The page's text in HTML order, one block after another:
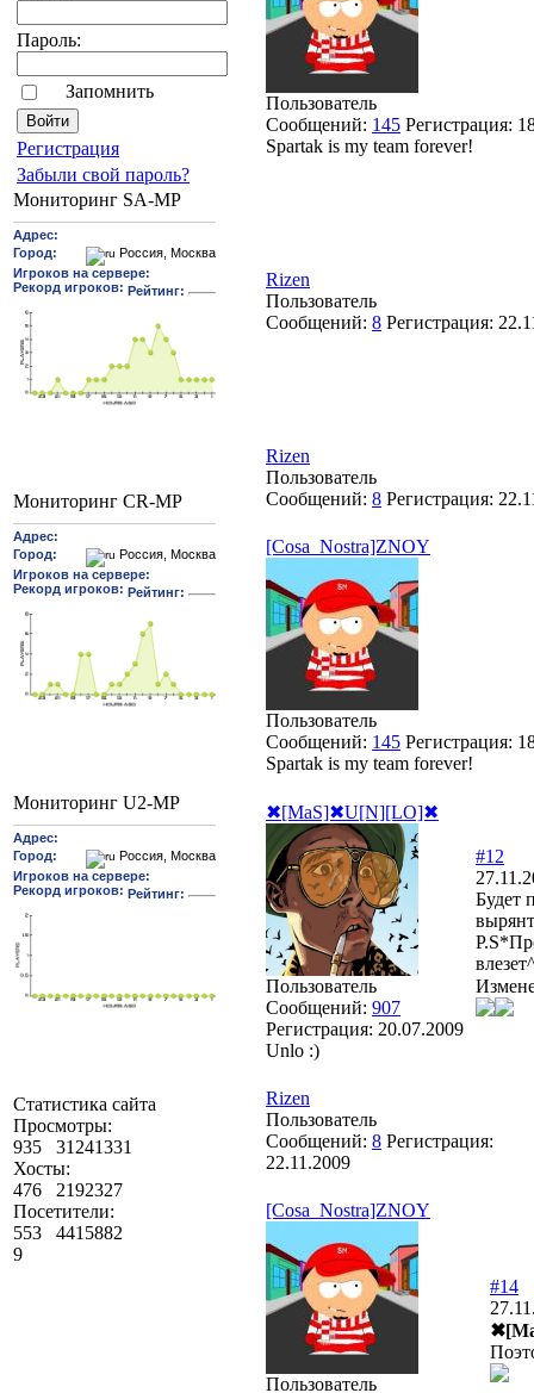
Пароль:
Запомнить
Pегиcтрaция
Забыли свой пароль?
Мониторинг SA-MP
Мониторинг CR-MP
Мониторинг U2-MP
Статистика сайта
Просмотры:
935
31241331
Хосты:
476
2192327
Посетители:
553
4415882
9
Пользователь
Сообщений: 145 Регистрация:
Spartak is my team forever!
Rizen
Пользователь
Сообщений: 8 Регистрация:
Rizen
Пользователь
Сообщений: 8 Регистрация:
[Cosa_Nostra]ZNOY
Пользователь
Сообщений: 145 Регистрация:
Spartak is my team forever!
✖[MaS]✖U[N][LO]✖
Пользователь
Сообщений: 907
Регистрация: 20.07.2009
Unlo :)
#12
Будет
Rizen
Пользователь
Сообщений: 8 Регистрация:
22.11.2009
[Cosa_Nostra]ZNOY
Пользователь
#14